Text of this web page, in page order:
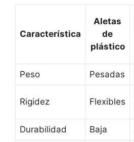
Característica
Aletas
de
plástico
Peso Pesadas
Rigidez Flexibles
Durabilidad Baja